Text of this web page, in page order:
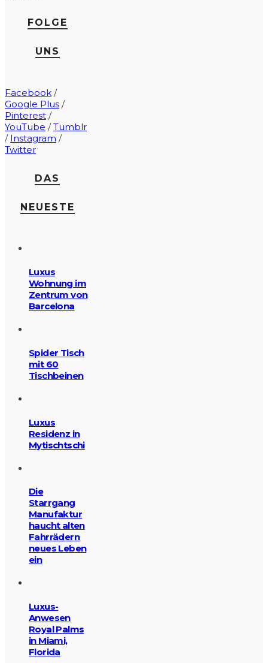
FOLGE
UNS
Facebook /
Google Plus /
Pinterest /
YouTube /Tumblr
/ Instagram /
Twitter
DAS
NEUESTE
Luxus
Wohnung im
Zentrum von
Barcelona
Spider Tisch
mit 60
Tischbeinen
Luxus
Residenz in
Mytischtschi
Die
Starrgang
Manufaktur
haucht alten
Fahrrädern
neues Leben
ein
Luxus-
Anwesen
Royal Palms
in Miami,
Florida